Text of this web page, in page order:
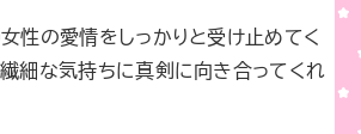
性の愛情をしっかりと受け止めてく
細な気持ちに真剣に向き合ってくれ